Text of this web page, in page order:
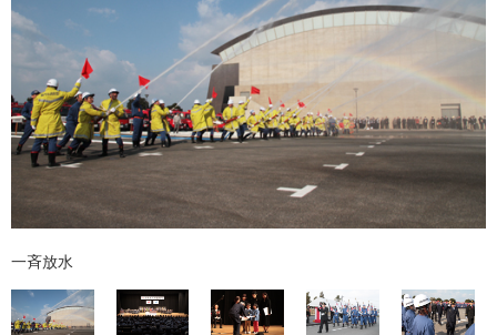
一斉放水